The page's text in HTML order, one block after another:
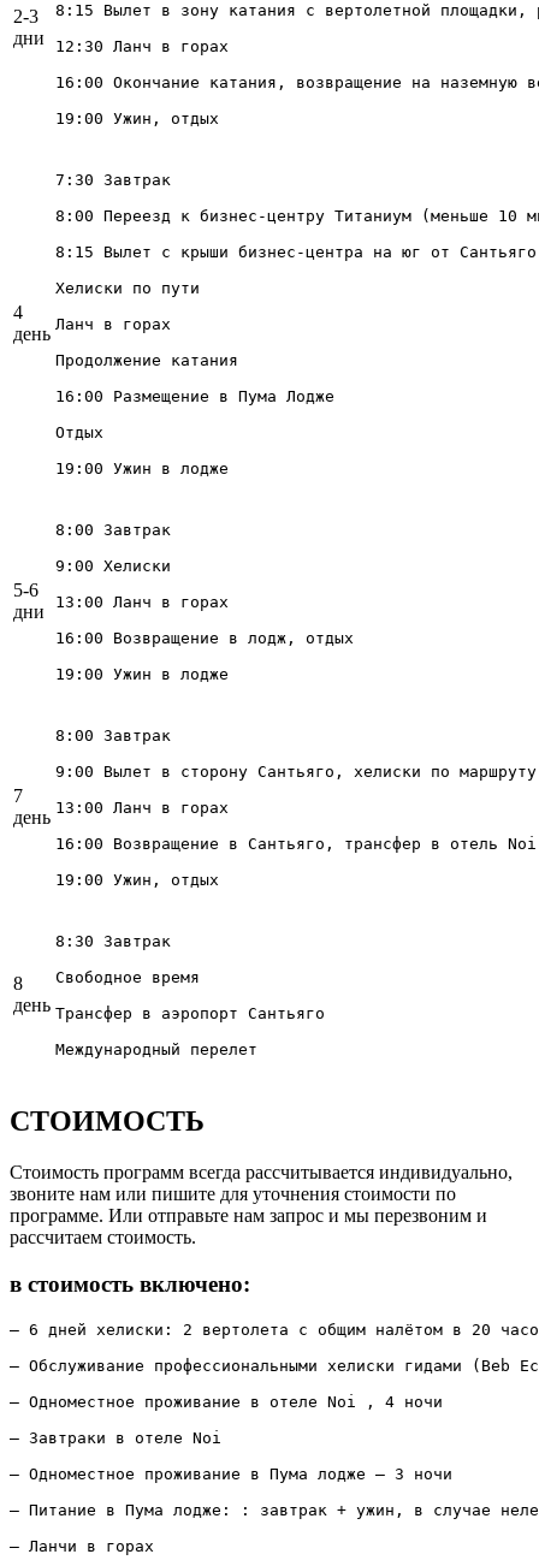
2-3
дни
8:15 Вылет в зону катания с вертолетной площадки,
12:30 Ланч в горах
16:00 Окончание катания, возвращение на наземную
19:00 Ужин, отдых
4
день
7:30 Завтрак
8:00 Переезд к бизнес-центру Титаниум (меньше 10
8:15 Вылет с крыши бизнес-центра на юг от
Хелиски по пути
Ланч в горах
Продолжение катания
16:00 Размещение в Пума Лодже
Отдых
19:00 Ужин в лодже
5-6
дни
8:00 Завтрак
9:00 Хелиски
13:00 Ланч в горах
16:00 Возвращение в лодж, отдых
19:00 Ужин в лодже
7
день
8:00 Завтрак
9:00 Вылет в сторону Сантьяго, хелиски по
13:00 Ланч в горах
16:00 Возвращение в Сантьяго, трансфер в отель Noi
19:00 Ужин, отдых
8
день
8:30 Завтрак
Свободное время
Трансфер в аэропорт Сантьяго
Международный перелет
СТОИМОСТЬ
Стоимость программ всегда рассчитывается индивидуально,
звоните нам или пишите для уточнения стоимости по
программе. Или отправьте нам запрос и мы перезвоним и
рассчитаем стоимость.
в стоимость включено:
– 6 дней хелиски: 2 вертолета с общим налётом в 20
– Обслуживание профессиональными хелиски гидами (Beb
– Одноместное проживание в отеле Noi , 4 ночи
– Завтраки в отеле Noi
– Одноместное проживание в Пума лодже – 3 ночи
– Питание в Пума лодже: : завтрак + ужин, в случае
– Ланчи в горах